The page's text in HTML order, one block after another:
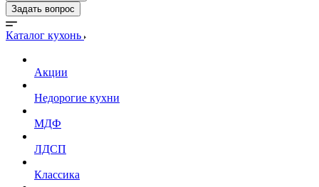
Задать вопрос
Каталог кухонь
Акции
Недорогие кухни
МДФ
ЛДСП
Классика